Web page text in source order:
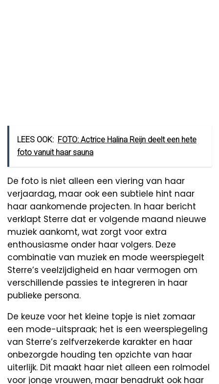
LEES OOK: FOTO: Actrice Halina Reijn deelt een hete
foto vanuit haar sauna
De foto is niet alleen een viering van haar
verjaardag, maar ook een subtiele hint naar
haar aankomende projecten. In haar bericht
verklapt Sterre dat er volgende maand nieuwe
muziek aankomt, wat zorgt voor extra
enthousiasme onder haar volgers. Deze
combinatie van muziek en mode weerspiegelt
Sterre’s veelzijdigheid en haar vermogen om
verschillende passies te integreren in haar
publieke persona.
De keuze voor het kleine topje is niet zomaar
een mode-uitspraak; het is een weerspiegeling
van Sterre’s zelfverzekerde karakter en haar
onbezorgde houding ten opzichte van haar
uiterlijk. Dit maakt haar niet alleen een rolmodel
voor jonge vrouwen, maar benadrukt ook haar